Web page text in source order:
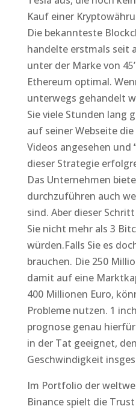
Kauf einer
Die bekannteste
handelte erstmals seit
unter der Marke von
Ethereum optimal.
unterwegs gehandelt
Sie viele Stunden lang
auf seiner Webseite
Videos angesehen und
dieser Strategie
Das Unternehmen
durchzuführen auch
sind. Aber dieser
Sie nicht mehr als 3
würden.Falls Sie es
brauchen. Die 250
damit auf eine
400 Millionen Euro,
Probleme nutzen. 1
prognose genau
in der Tat geeignet,
Geschwindigkeit
Im Portfolio der
Binance spielt die